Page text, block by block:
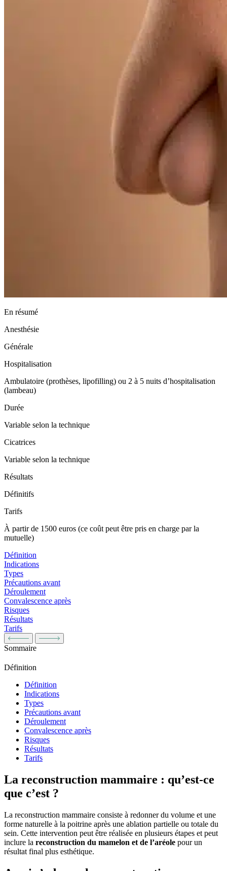
En résumé
Anesthésie
Générale
Hospitalisation
Ambulatoire (prothèses, lipofilling) ou 2 à 5 nuits d’hospitalisation
(lambeau)
Durée
Variable selon la technique
Cicatrices
Variable selon la technique
Résultats
Définitifs
Tarifs
À partir de 1500 euros (ce coût peut être pris en charge par la
mutuelle)
Définition
Indications
Types
Précautions avant
Déroulement
Convalescence après
Risques
Résultats
Tarifs
Sommaire
Définition
Définition
Indications
Types
Précautions avant
Déroulement
Convalescence après
Risques
Résultats
Tarifs
La reconstruction mammaire : qu’est-ce
que c’est ?
La reconstruction mammaire consiste à redonner du volume et une
forme naturelle à la poitrine après une ablation partielle ou totale du
sein. Cette intervention peut être réalisée en plusieurs étapes et peut
inclure la reconstruction du mamelon et de l’aréole pour un
résultat final plus esthétique.